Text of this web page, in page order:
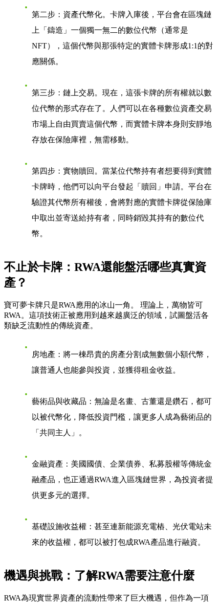
第二步：資產代幣化。卡牌入庫後，平台會在區塊鏈
上「鑄造」一個獨一無二的數位代幣（通常是
NFT），這個代幣與那張特定的實體卡牌形成1:1的對
應關係。
第三步：鏈上交易。現在，這張卡牌的所有權就以數
位代幣的形式存在了。人們可以在各種數位資產交易
市場上自由買賣這個代幣，而實體卡牌本身則安靜地
存放在保險庫裡，無需移動。
第四步：實物贖回 。當某位代幣持有者想要得到實體
卡牌時，他們可以向平台發起「贖回」申請。平台在
驗證其代幣所有權後，會將對應的實體卡牌從保險庫
中取出並寄送給持有者，同時銷毀其持有的數位代
幣。
不止於卡牌：RWA還能盤活哪些真實資
產？
寶可夢卡牌只是RWA應用的冰山一角。 理論上，萬物皆可
RWA。這項技術正被應用到越來越廣泛的領域，試圖盤活各
類缺乏流動性的傳統資產。
房地產 ：將一棟昂貴的房產分割成無數個小額代幣，
讓普通人也能參與投資，並獲得租金收益。
藝術品與收藏品 ：無論是名畫、古董還是鑽石，都可
以被代幣化，降低投資門檻，讓更多人成為藝術品的
「共同主人」。
金融資產 ：美國國債、企業債券、私募股權等傳統金
融產品，也正通過RWA進入區塊鏈世界，為投資者提
供更多元的選擇。
基礎設施收益權 ：甚至連新能源充電樁、光伏電站未
來的收益權，都可以被打包成RWA產品進行融資。
機遇與挑戰：了解RWA需要注意什麼
RWA為現實世界資產的流動性帶來了巨大機遇，但作為一項